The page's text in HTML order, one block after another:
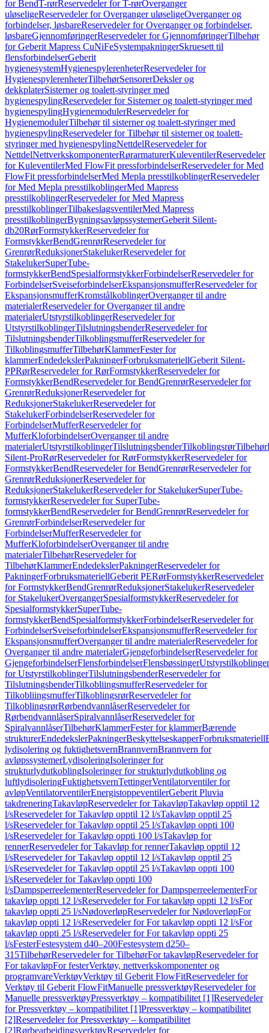
for BendT-rørReservedeler for T-rørOverganger
uløseligeReservedeler for Overganger uløseligeOverganger og
forbindelser, løsbareReservedeler for Overganger og forbindelser,
løsbareGjennomføringerReservedeler for GjennomføringerTilbehør
for Geberit Mapress CuNiFeSystempakningerSkruesett til
flensforbindelserGeberit
hygienesystemHygienespylerenheterReservedeler for
HygienespylerenheterTilbehørSensorerDeksler og
dekkplaterSisterner og toalett-styringer med
hygienespylingReservedeler for Sisterner og toalett-styringer med
hygienespylingHygienemodulerReservedeler for
HygienemodulerTilbehør til sisterner og toalett-styringer med
hygienespylingReservedeler for Tilbehør til sisterner og toalett-
styringer med hygienespylingNettdelReservedeler for
NettdelNettverkskomponenterRørarmaturerKuleventilerReservedeler
for KuleventilerMed FlowFit pressforbindelserReservedeler for Med
FlowFit pressforbindelserMed Mepla presstilkoblingerReservedeler
for Med Mepla presstilkoblingerMed Mapress
presstilkoblingerReservedeler for Med Mapress
presstilkoblingerTilbakeslagsventilerMed Mapress
presstilkoblingerBygningsavløpssystemerGeberit Silent-
db20RørFormstykkerReservedeler for
FormstykkerBendGrenrørReservedeler for
GrenrørReduksjonerStakelukerReservedeler for
StakelukerSuperTube-
formstykkerBendSpesialformstykkerForbindelserReservedeler for
ForbindelserSveiseforbindelserEkspansjonsmufferReservedeler for
EkspansjonsmufferKromstålkoblingerOverganger til andre
materialerReservedeler for Overganger til andre
materialerUtstyrstilkoblingerReservedeler for
UtstyrstilkoblingerTilslutningsbenderReservedeler for
TilslutningsbenderTilkoblingsmufferReservedeler for
TilkoblingsmufferTilbehørKlammerFester for
klammerEndedekslerPakningerForbruksmateriellGeberit Silent-
PPRørReservedeler for RørFormstykkerReservedeler for
FormstykkerBendReservedeler for BendGrenrørReservedeler for
GrenrørReduksjonerReservedeler for
ReduksjonerStakelukerReservedeler for
StakelukerForbindelserReservedeler for
ForbindelserMufferReservedeler for
MufferKloforbindelserOverganger til andre
materialerUtstyrstilkoblingerTilslutningsbenderTilkoblingsrørTilbehør
Silent-ProRørReservedeler for RørFormstykkerReservedeler for
FormstykkerBendReservedeler for BendGrenrørReservedeler for
GrenrørReduksjonerReservedeler for
ReduksjonerStakelukerReservedeler for StakelukerSuperTube-
formstykkerReservedeler for SuperTube-
formstykkerBendReservedeler for BendGrenrørReservedeler for
GrenrørForbindelserReservedeler for
ForbindelserMufferReservedeler for
MufferKloforbindelserOverganger til andre
materialerTilbehørReservedeler for
TilbehørKlammerEndedekslerPakningerReservedeler for
PakningerForbruksmateriellGeberit PERørFormstykkerReservedeler
for FormstykkerBendGrenrørReduksjonerStakelukerReservedeler
for StakelukerOvergangerSpesialformstykkerReservedeler for
SpesialformstykkerSuperTube-
formstykkerBendSpesialformstykkerForbindelserReservedeler for
ForbindelserSveiseforbindelserEkspansjonsmufferReservedeler for
EkspansjonsmufferOverganger til andre materialerReservedeler for
Overganger til andre materialerGjengeforbindelserReservedeler for
GjengeforbindelserFlensforbindelserFlensbøssingerUtstyrstilkoblinger
for UtstyrstilkoblingerTilslutningsbenderReservedeler for
TilslutningsbenderTilkobliingsmufferReservedeler for
TilkobliingsmufferTilkoblingsrørReservedeler for
TilkoblingsrørRørbendvannlåserReservedeler for
RørbendvannlåserSpiralvannlåserReservedeler for
SpiralvannlåserTilbehørKlammerFester for klammerBærende
strukturerEndedekslerPakningerBeskyttelseskapperForbruksmateriell
lydisolering og fuktighetsvernBrannvernBrannvern for
avløpssystemerLydisoleringIsoleringer for
strukturlydutkoblingIsoleringer for strukturlydutkobling og
luftlydisoleringFuktighetsvernTettingerVentilatorventiler for
avløpVentilatorventilerEnergistoppeventilerGeberit Pluvia
takdreneringTakavløpReservedeler for TakavløpTakavløp opptil 12
l/sReservedeler for Takavløp opptil 12 l/sTakavløp opptil 25
l/sReservedeler for Takavløp opptil 25 l/sTakavløp oppti 100
l/sReservedeler for Takavløp oppti 100 l/sTakavløp for
rennerReservedeler for Takavløp for rennerTakavløp opptil 12
l/sReservedeler for Takavløp opptil 12 l/sTakavløp opptil 25
l/sReservedeler for Takavløp opptil 25 l/sTakavløp oppti 100
l/sReservedeler for Takavløp oppti 100
l/sDampsperreelementerReservedeler for DampsperreelementerFor
takavløp oppti 12 l/sReservedeler for For takavløp oppti 12 l/sFor
takavløp oppti 25 l/sNødoverløpReservedeler for NødoverløpFor
takavløp oppti 12 l/sReservedeler for For takavløp oppti 12 l/sFor
takavløp oppti 25 l/sReservedeler for For takavløp oppti 25
l/sFesterFestesystem d40–200Festesystem d250–
315TilbehørReservedeler for TilbehørFor takavløpReservedeler for
For takavløpFor festerVerktøy, nettverkskomponenter og
programvareVerktøyVerktøy til Geberit FlowFitReservedeler for
Verktøy til Geberit FlowFitManuelle pressverktøyReservedeler for
Manuelle pressverktøyPressverktøy – kompatibilitet [1]Reservedeler
for Pressverktøy – kompatibilitet [1]Pressverktøy – kompatibilitet
[2]Reservedeler for Pressverktøy – kompatibilitet
[2]RørbearbeidingsverktøyReservedeler for